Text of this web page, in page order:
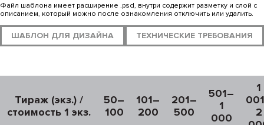
Файл шаблона имеет расширение .psd, внутри содержит разметку и слой с
описанием, который можно после ознакомления отключить или удалить.
ШАБЛОН ДЛЯ ДИЗАЙНА ТЕХНИЧЕСКИЕ ТРЕБОВАНИЯ
Тираж (экз.) /
стоимость 1 экз.
50–
100
101–
200
201–
500
501–
1
000
1
2